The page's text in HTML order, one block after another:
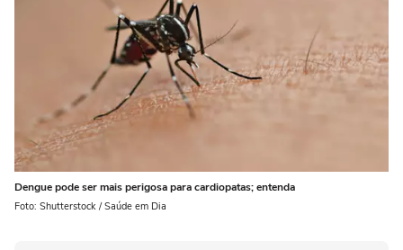
Dengue pode ser mais perigosa para cardiopatas; entenda
Foto: Shutterstock / Saúde em Dia